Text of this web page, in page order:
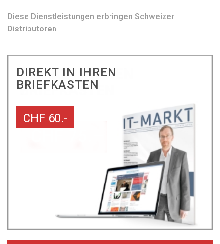
Diese Dienstleistungen erbringen Schweizer
Distributoren
DIREKT IN IHREN
BRIEFKASTEN
CHF 60.-